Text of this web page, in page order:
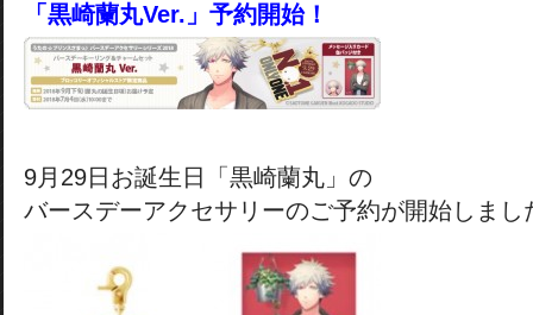
「黒崎蘭丸Ver.」予約開始！
9月29日お誕生日「黒崎蘭丸」の
バースデーアクセサリーのご予約が開始しまし